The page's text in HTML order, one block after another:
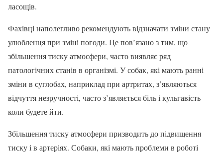
ласощів.
Фахівці наполегливо рекомендують відзначати зміни стану
улюбленця при зміні погоди. Це пов’язано з тим, що
збільшення тиску атмосфери, часто виявляє ряд
патологічних станів в організмі. У собак, які мають ранні
зміни в суглобах, наприклад при артритах, з’являються
відчуття незручності, часто з’являється біль і кульгавість
коли будете йти.
Збільшення тиску атмосфери призводить до підвищення
тиску і в артеріях. Собаки, які мають проблеми в роботі